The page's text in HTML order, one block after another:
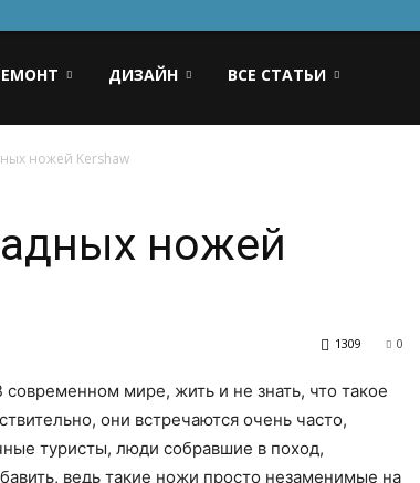
ДИЗАЙН ВСЕ СТАТЬИ
ножей Kershaw
ножей
0
1309
современном мире, жить и не знать, что такое
они встречаются очень часто,
туристы, люди собравшие в поход,
ведь такие ножи просто незаменимые на